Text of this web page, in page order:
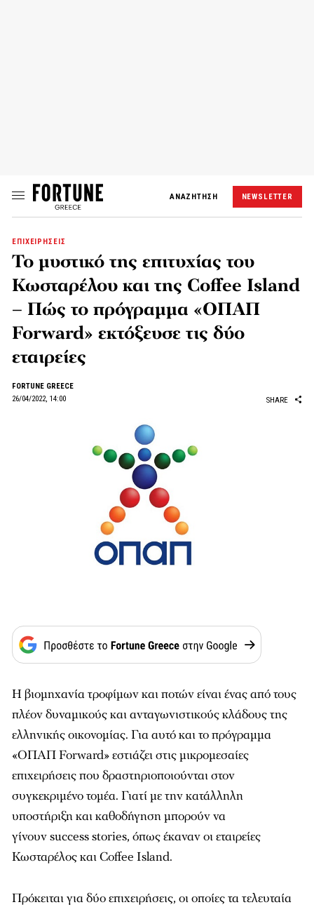
ΑΝΑΖΗΤΗΣΗ NEWSLETTER
ΕΠΙΧΕΙΡΗΣΕΙΣ
Το μυστικό της επιτυχίας του
Κωσταρέλου και της Coffee Island
– Πώς το πρόγραμμα «ΟΠΑΠ
Forward» εκτόξευσε τις δύο
εταιρείες
FORTUNE GREECE
26/04/2022, 14:00
SHARE
Η βιομηχανία τροφίμων και ποτών είναι ένας από τους
πλέον δυναμικούς και ανταγωνιστικούς κλάδους της
ελληνικής οικονομίας. Για αυτό και το πρόγραμμα
«ΟΠΑΠ Forward» εστιάζει στις μικρομεσαίες
επιχειρήσεις που δραστηριοποιούνται στον
συγκεκριμένο τομέα. Γιατί με την κατάλληλη
υποστήριξη και καθοδήγηση μπορούν να
γίνουν success stories, όπως έκαναν οι εταιρείες
Κωσταρέλος και Coffee Island.
Πρόκειται για δύο επιχειρήσεις, οι οποίες τα τελευταία